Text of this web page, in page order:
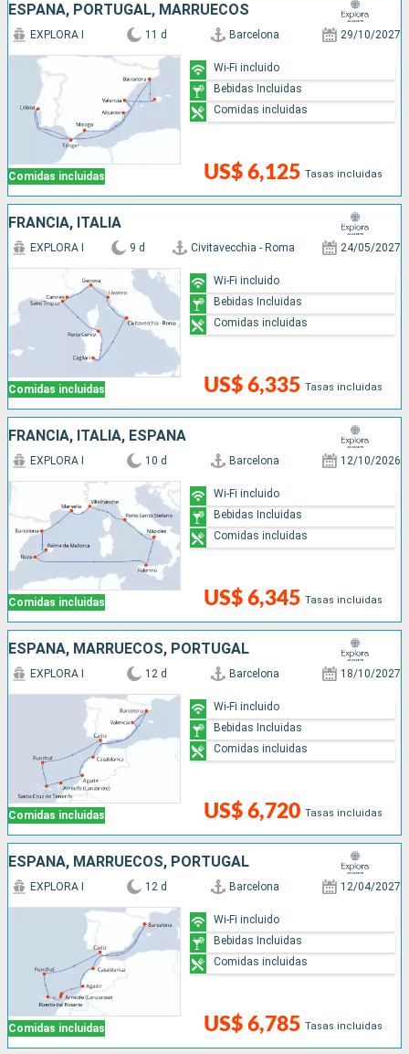
ESPAÑA, PORTUGAL, MARRUECOS
Comidas incluidas
EXPLORA I 11 d Barcelona 29/10/2027
US$ 6,125 Tasas incluidas
Wi-Fi incluido
Bebidas Incluidas
Comidas incluidas
FRANCIA, ITALIA
Comidas incluidas
EXPLORA I 9 d Civitavecchia - Roma 24/05/2027
US$ 6,335 Tasas incluidas
Wi-Fi incluido
Bebidas Incluidas
Comidas incluidas
FRANCIA, ITALIA, ESPAÑA
Comidas incluidas
EXPLORA I 10 d Barcelona 12/10/2026
US$ 6,345 Tasas incluidas
Wi-Fi incluido
Bebidas Incluidas
Comidas incluidas
ESPAÑA, MARRUECOS, PORTUGAL
Comidas incluidas
EXPLORA I 12 d Barcelona 18/10/2027
US$ 6,720 Tasas incluidas
Wi-Fi incluido
Bebidas Incluidas
Comidas incluidas
ESPAÑA, MARRUECOS, PORTUGAL
Comidas incluidas
EXPLORA I 12 d Barcelona 12/04/2027
US$ 6,785 Tasas incluidas
Wi-Fi incluido
Bebidas Incluidas
Comidas incluidas